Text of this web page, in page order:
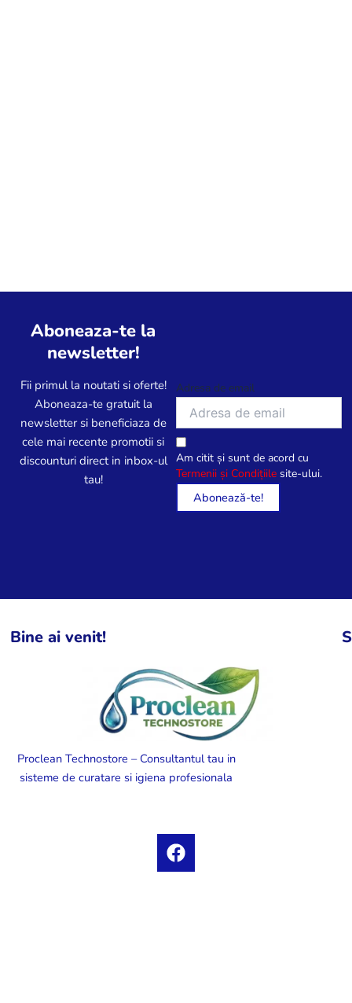
Aboneaza-te la
newsletter!
Fii primul la noutati si oferte!
Aboneaza-te gratuit la
newsletter si beneficiaza de
cele mai recente promotii si
discounturi direct in inbox-ul
tau!
Adresa de email
Am citit și sunt de acord cu
Termenii și Condițiile site-ului.
Bine ai venit!
Proclean Technostore – Consultantul tau in
sisteme de curatare si igiena profesionala
F
a
c